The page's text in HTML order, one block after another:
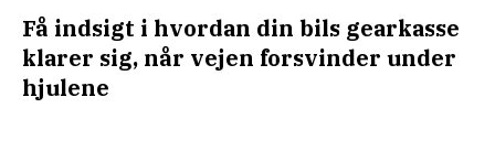
Få indsigt i hvordan din bils gearkasse
klarer sig, når vejen forsvinder under
hjulene